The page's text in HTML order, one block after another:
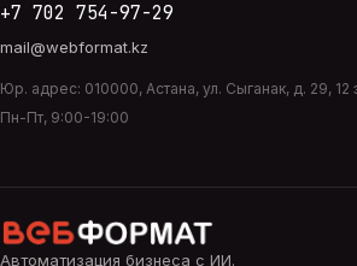
+7 702 754-97-29
mail@webformat.kz
Юр. адрес: 010000, Астана, ул. Сыганак, д. 29,
Пн-Пт, 9:00-19:00
Автоматизация бизнеса с ИИ.